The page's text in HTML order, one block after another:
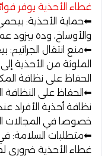
غطاء الأحذية يوفر
⬅حماية الأحذية:
والأوساخ، وده بيزود
⬅منع انتقال الجراثيم:
الملوثة من الأحذية
الحفاظ على نظافة
⬅ الحفاظ على
نظافة أحذية الأفراد
خصوصا في المجالات
⬅متطلبات السلامة:
غطاء الأحذية ضروري